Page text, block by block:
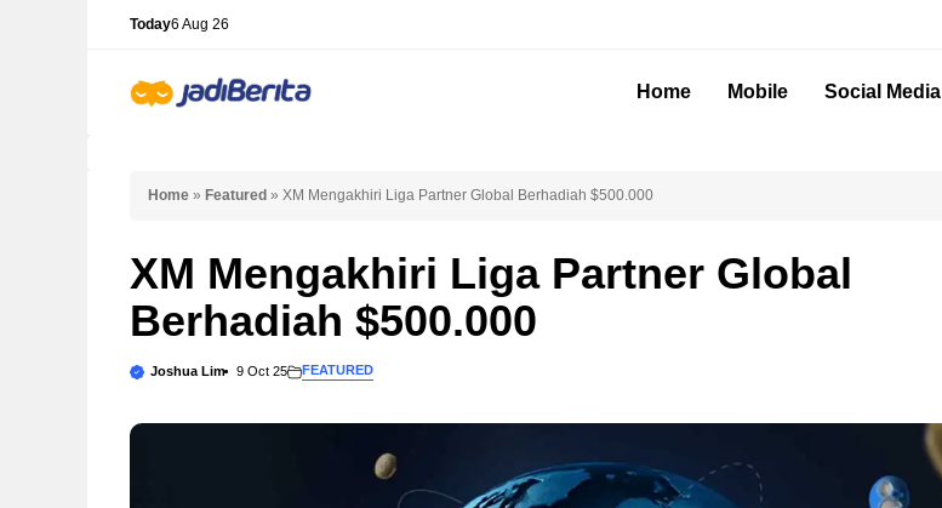
Today6 Aug 26
Home Mobile Social Media
Home » Featured » XM Mengakhiri Liga Partner Global Berhadiah $500.000
XM Mengakhiri Liga Partner Global
Berhadiah $500.000
Joshua Lim 9 Oct 25 FEATURED